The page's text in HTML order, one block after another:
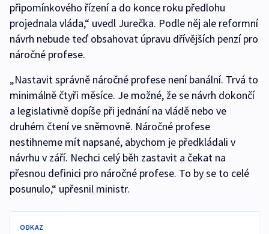
připomínkového řízení a do konce roku předlohu
projednala vláda,“ uvedl Jurečka. Podle něj ale reformní
návrh nebude teď obsahovat úpravu dřívějších penzí pro
náročné profese.
„Nastavit správně náročné profese není banální. Trvá to
minimálně čtyři měsíce. Je možné, že se návrh dokončí
a legislativně dopíše při jednání na vládě nebo ve
druhém čtení ve sněmovně. Náročné profese
nestihneme mít napsané, abychom je předkládali v
návrhu v září. Nechci celý běh zastavit a čekat na
přesnou definici pro náročné profese. To by se to celé
posunulo,“ upřesnil ministr.
ODKAZ